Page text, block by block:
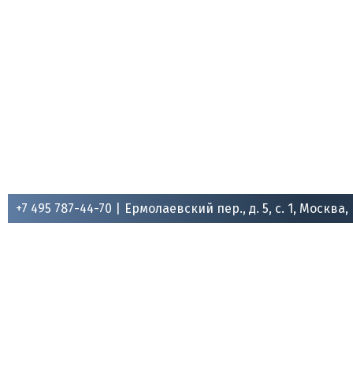
+7 495 787-44-70 | Ермолаевский пер., д. 5, с. 1, Москва,